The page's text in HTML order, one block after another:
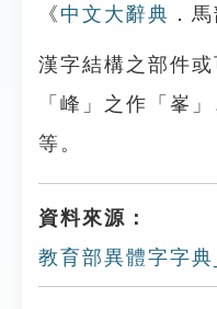
《 中文大辭典 ．
漢字結構之部件
「峰」之作「峯
等。
資料來源：
教育部異體字字典